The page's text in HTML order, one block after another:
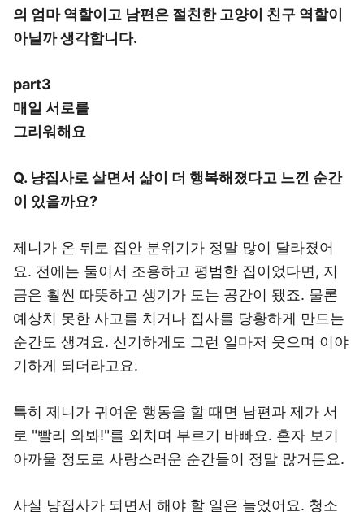
의 엄마 역할이고 남편은 절친한 고양이 친구 역할이
아닐까 생각합니다.
part3
매일 서로를
그리워해요
Q. 냥집사로 살면서 삶이 더 행복해졌다고 느낀 순간
이 있을까요?
제니가 온 뒤로 집안 분위기가 정말 많이 달라졌어
요. 전에는 둘이서 조용하고 평범한 집이었다면, 지
금은 훨씬 따뜻하고 생기가 도는 공간이 됐죠. 물론
예상치 못한 사고를 치거나 집사를 당황하게 만드는
순간도 생겨요. 신기하게도 그런 일마저 웃으며 이야
기하게 되더라고요.
특히 제니가 귀여운 행동을 할 때면 남편과 제가 서
로 "빨리 와봐!"를 외치며 부르기 바빠요. 혼자 보기
아까울 정도로 사랑스러운 순간들이 정말 많거든요.
사실 냥집사가 되면서 해야 할 일은 늘었어요. 청소